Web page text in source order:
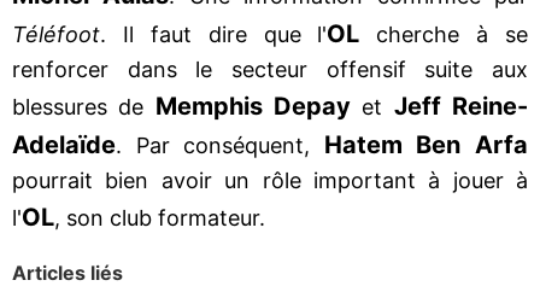
Téléfoot. Il faut dire que l'OL cherche à se
renforcer dans le secteur offensif suite aux
blessures de Memphis Depay et Jeff Reine-
Adelaïde. Par conséquent, Hatem Ben Arfa
pourrait bien avoir un rôle important à jouer à
l'OL, son club formateur.
Articles liés